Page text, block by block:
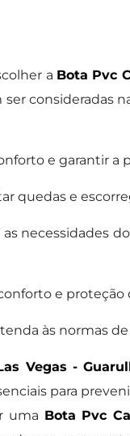
a Bota Pvc
consideradas
e garantir a
quedas e
necessidades
e proteção
às normas
Vegas -
para
uma Bota Pvc